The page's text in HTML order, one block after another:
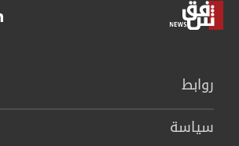
روابط
سیاسة